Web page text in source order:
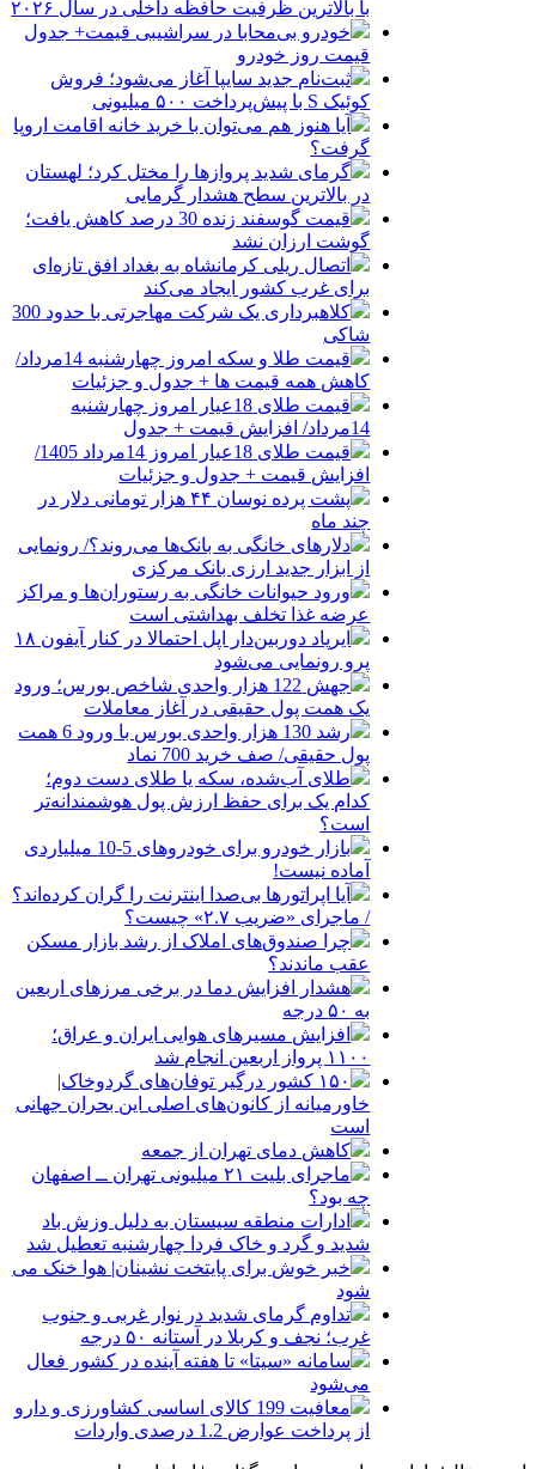
با بالاترین ظرفیت حافظه داخلی در سال ۲۰۲۶
خودرو بی‌محابا در سراشیبی قیمت+ جدول
قیمت روز خودرو
ثبت‌نام جدید سایپا آغاز می‌شود؛ فروش
کوئیک S با پیش‌پرداخت ۵۰۰ میلیونی
آیا هنوز هم می‌توان با خرید خانه اقامت اروپا
گرفت؟
گرمای شدید پروازها را مختل کرد؛ لهستان
در بالاترین سطح هشدار گرمایی
قیمت گوسفند زنده 30 درصد کاهش یافت؛
گوشت ارزان نشد
اتصال ریلی کرمانشاه به بغداد افق تازه‌ای
برای غرب کشور ایجاد می‌کند
کلاهبرداری یک شرکت مهاجرتی با حدود 300
شاکی
قیمت طلا و سکه امروز چهارشنبه 14مرداد/
کاهش همه قیمت ها + جدول و جزئیات
قیمت طلای 18عیار امروز چهارشنبه
14مرداد/ افزایش قیمت + جدول
قیمت طلای 18عیار امروز 14مرداد 1405/
افزایش قیمت + جدول و جزئیات
پشت پرده نوسان ۴۴ هزار تومانی دلار در
چند ماه
دلارهای خانگی به بانک‌ها می‌روند؟/ رونمایی
از ابزار جدید ارزی بانک مرکزی
ورود حیوانات خانگی به رستوران‌ها و مراکز
عرضه غذا تخلف بهداشتی است
ایرپاد دوربین‌دار اپل احتمالا در کنار آیفون ۱۸
پرو رونمایی می‌شود
جهش 122 هزار واحدی شاخص بورس؛ ورود
یک همت پول حقیقی در آغاز معاملات
رشد 130 هزار واحدی بورس با ورود 6 همت
پول حقیقی/ صف خرید 700 نماد
طلای آب‌شده، سکه یا طلای دست دوم؛
کدام یک برای حفظ ارزش پول هوشمندانه‌تر
است؟
بازار خودرو برای خودروهای 5-10 میلیاردی
آماده نیست!
آیا اپراتورها بی‌صدا اینترنت را گران کرده‌اند؟
/ ماجرای «ضریب ۲.۷» چیست؟
چرا صندوق‌های املاک از رشد بازار مسکن
عقب ماندند؟
هشدار افزایش دما در برخی مرزهای اربعین
به ۵۰ درجه
افزایش مسیرهای هوایی ایران و عراق؛
۱۱۰۰ پرواز اربعین انجام شد
۱۵۰ کشور درگیر توفان‌های گردوخاک|
خاورمیانه از کانون‌های اصلی این بحران جهانی
است
کاهش دمای تهران از جمعه
ماجرای بلیت ۲۱ میلیونی تهران ــ اصفهان
چه بود؟
ادارات منطقه سیستان به دلیل وزش باد
شدید و گرد و خاک فردا چهارشنبه تعطیل شد
خبر خوش برای پایتخت نشینان| هوا خنک می
شود
تداوم گرمای شدید در نوار غربی و جنوب
غرب؛ نجف و کربلا در آستانه ۵۰ درجه
سامانه «سیتا» تا هفته آینده در کشور فعال
می‌شود
معافیت 199 کالای اساسی کشاورزی و دارو
از پرداخت عوارض 1.2 درصدی واردات